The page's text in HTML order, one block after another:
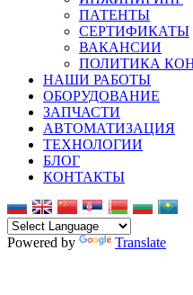
ПАТЕНТЫ
СЕРТИФИКАТЫ
ВАКАНСИИ
ПОЛИТИКА
НАШИ РАБОТЫ
ОБОРУДОВАНИЕ
ЗАПЧАСТИ
АВТОМАТИЗАЦИЯ
ТЕХНОЛОГИИ
БЛОГ
КОНТАКТЫ
Powered by Translate